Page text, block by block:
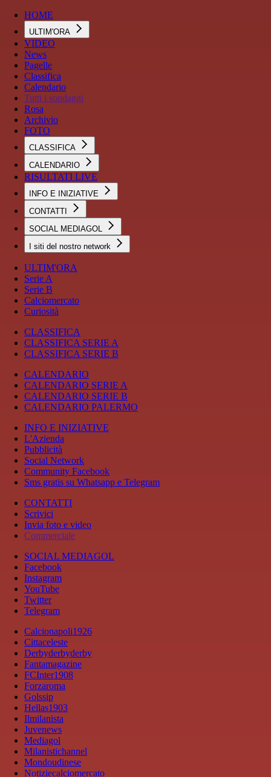
HOME
ULTIM'ORA
VIDEO
News
Pagelle
Classifica
Calendario
Tutti i sondaggi
Rosa
Archivio
FOTO
CLASSIFICA
CALENDARIO
RISULTATI LIVE
INFO E INIZIATIVE
CONTATTI
SOCIAL MEDIAGOL
I siti del nostro network
ULTIM'ORA
Serie A
Serie B
Calciomercato
Curiosità
CLASSIFICA
CLASSIFICA SERIE A
CLASSIFICA SERIE B
CALENDARIO
CALENDARIO SERIE A
CALENDARIO SERIE B
CALENDARIO PALERMO
INFO E INIZIATIVE
L'Azienda
Pubblicità
Social Network
Community Facebook
Sms gratis su Whatsapp e Telegram
CONTATTI
Scrivici
Invia foto e video
Commerciale
SOCIAL MEDIAGOL
Facebook
Instagram
YouTube
Twitter
Telegram
Calcionapoli1926
Cittaceleste
Derbyderbyderby
Fantamagazine
FCInter1908
Forzaroma
Golssip
Hellas1903
Ilmilanista
Juvenews
Mediagol
Milanistichannel
Mondoudinese
Notiziecalciomercato